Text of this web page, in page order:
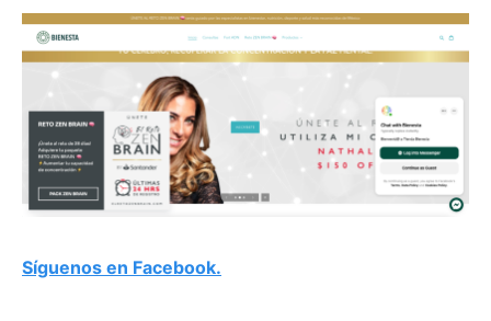
Síguenos en Facebook.